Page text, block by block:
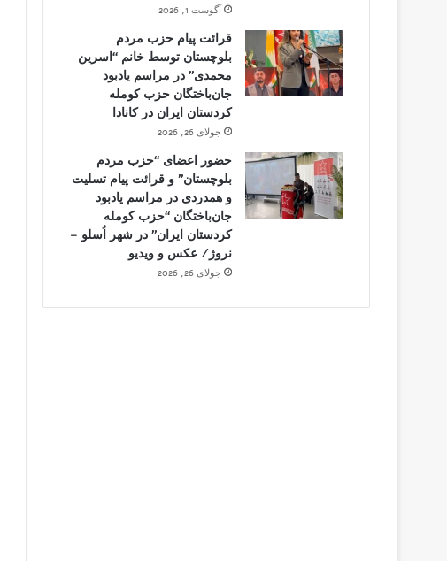
آگوست 1, 2026
قرائت پیام حزب مردم
بلوچستان توسط خانم “اسرین
محمدی” در مراسم یادبود
جان‌باختگان حزب کومله
کردستان ایران در کانادا
جولای 26, 2026
حضور اعضای “حزب مردم
بلوچستان” و قرائت پیام تسلیت
و همدردی در مراسم یادبود
جان‌باختگان “حزب کومله
کردستان ایران” در شهر اُسلو –
نروژ/ عکس و ویدیو
جولای 26, 2026